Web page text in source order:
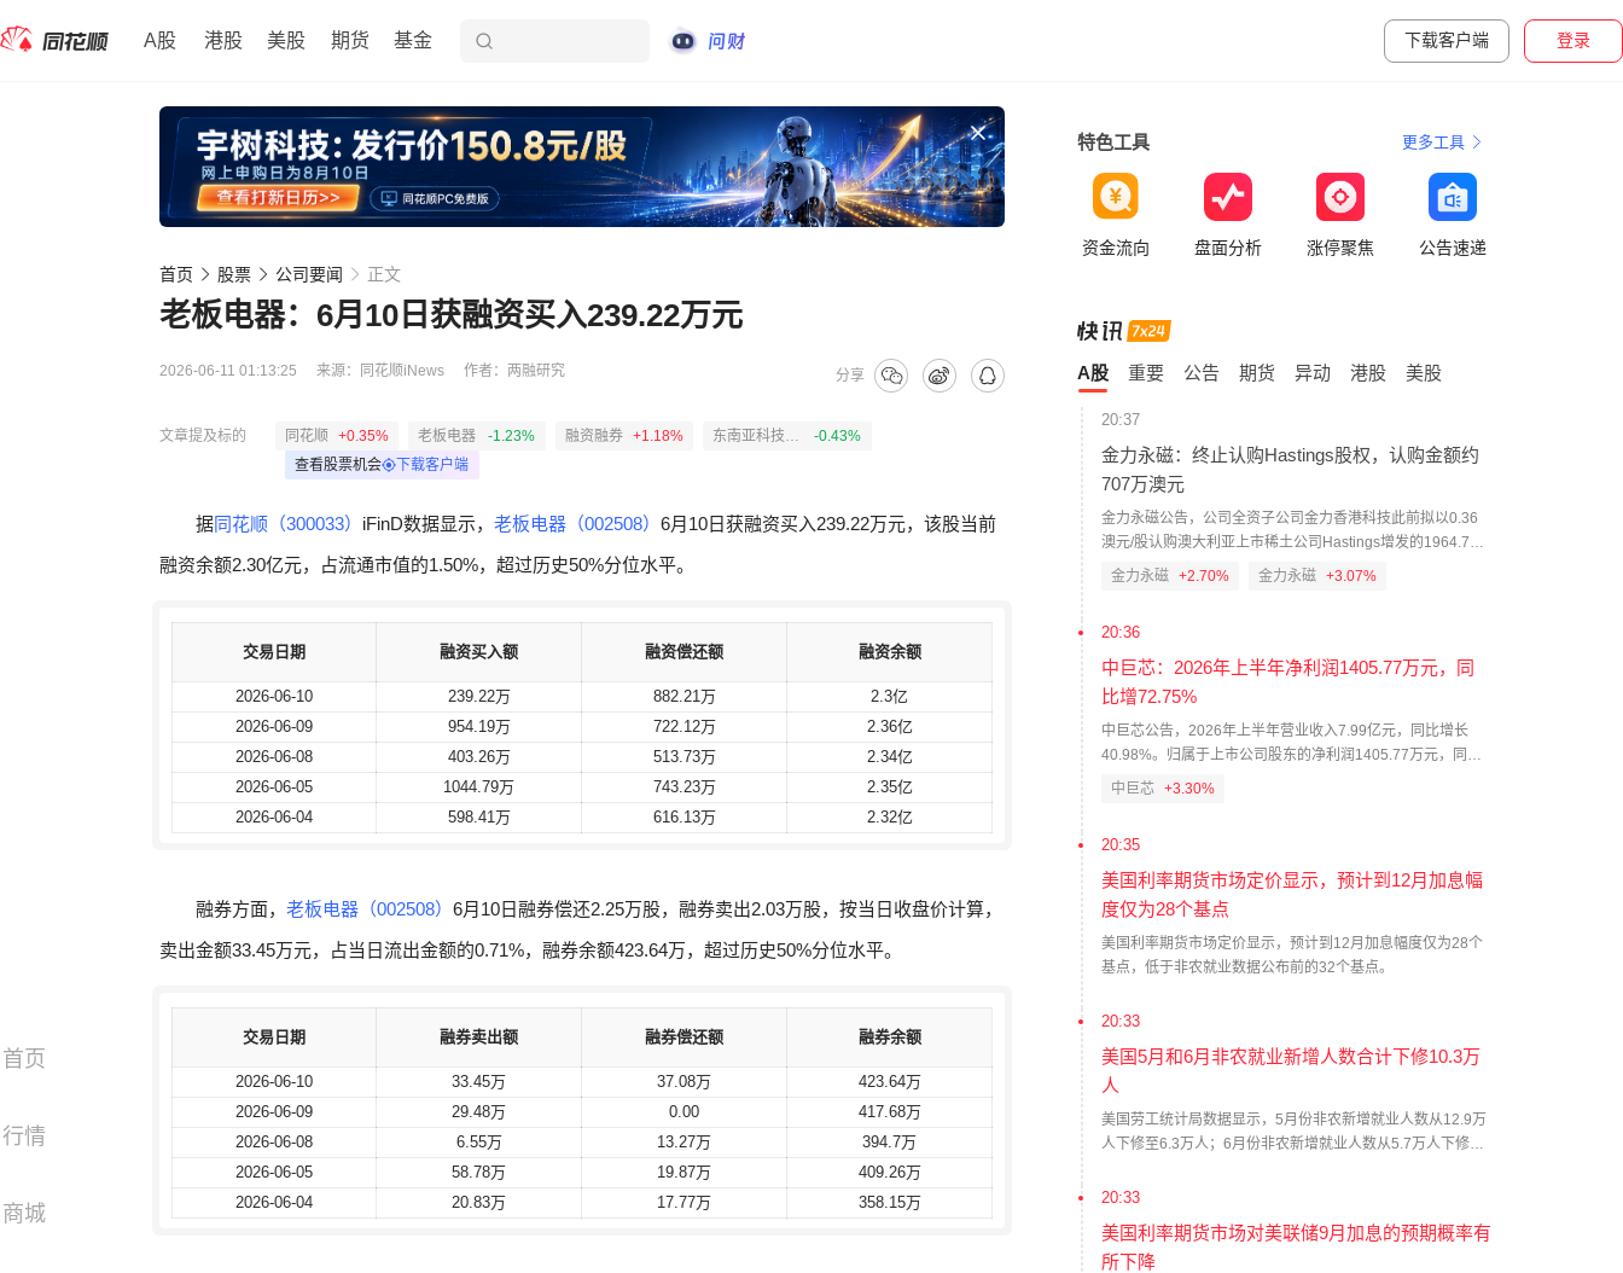
A股 港股 美股 期货 基金 下载客户端 登录
首页
行情
商城
首页 股票 公司要闻 正文
老板电器：6月10日获融资买入239.22万元
2026-06-11 01:13:25 来源： 同花顺iNews 作者： 两融研究 分享
文章提及标的 同花顺 +0.35% 老板电器 -1.23% 融资融券 +1.18% 东南亚科技ETF华泰柏瑞
-0.43%
查看股票机会
下载客户端
据同花顺（300033） iFinD数据显示， 老板电器（002508） 6月10日获融资买入239.22万元，该股当前
融资余额2.30亿元，占流通市值的1.50%，超过历史50%分位水平。
交易日期 融资买入额 融资偿还额 融资余额
2026-06-10 239.22万 882.21万
2.3亿
2026-06-09
954.19万 722.12万
2.36亿
2026-06-08
403.26万 513.73万
2.34亿
2026-06-05
1044.79万 743.23万
2.35亿
2026-06-04
598.41万 616.13万 2.32亿
交易日期 融资买入额 融资偿还额 融资余额
2026-06-10 239.22万 882.21万
2.3亿
2026-06-09
954.19万 722.12万
2.36亿
2026-06-08
403.26万 513.73万
2.34亿
2026-06-05
1044.79万 743.23万
2.35亿
2026-06-04
598.41万 616.13万 2.32亿
融券方面， 老板电器（002508） 6月10日融券偿还2.25万股，融券卖出2.03万股，按当日收盘价计算，
卖出金额33.45万元，占当日流出金额的0.71%，融券余额423.64万，超过历史50%分位水平。
交易日期 融券卖出额 融券偿还额 融券余额
2026-06-10 33.45万 37.08万
423.64万
2026-06-09
29.48万 0.00
417.68万
2026-06-08
6.55万 13.27万
394.7万
2026-06-05
58.78万 19.87万
409.26万
2026-06-04
20.83万 17.77万 358.15万
交易日期 融券卖出额 融券偿还额 融券余额
2026-06-10 33.45万 37.08万
423.64万
2026-06-09
29.48万 0.00
417.68万
2026-06-08
6.55万 13.27万
394.7万
2026-06-05
58.78万 19.87万
409.26万
2026-06-04
20.83万 17.77万 358.15万
特色工具 更多工具
资金流向 盘面分析 涨停聚焦 公告速递
A股 重要 公告 期货 异动 港股 美股
20:37
金力永磁：终止认购Hastings股权，认购金额约
707万澳元
金力永磁公告，公司全资子公司金力香港科技此前拟以0.36
澳元/股认购澳大利亚上市稀土公司Hastings增发的1964.7万
股普通股，总认购金额约707万澳元（约人民币3,460万
支付任何款项，且认购条款尚未正式生效。
金力永磁 +2.70% 金力永磁 +3.07%
20:36
中巨芯：2026年上半年净利润1405.77万元，同
比增72.75%
中巨芯公告，2026年上半年营业收入7.99亿元，同比增长
40.98%。归属于上市公司股东的净利润1405.77万元，同比
增长72.75%；扣非净利润845.22万元，同比增长772.09%。
中巨芯 +3.30%
20:35
美国利率期货市场定价显示，预计到12月加息幅
度仅为28个基点
美国利率期货市场定价显示，预计到12月加息幅度仅为28个
基点，低于非农就业数据公布前的32个基点。
20:33
美国5月和6月非农就业新增人数合计下修10.3万
人
美国劳工统计局数据显示，5月份非农新增就业人数从12.9万
人下修至6.3万人；6月份非农新增就业人数从5.7万人下修至
万人。
20:33
美国利率期货市场对美联储9月加息的预期概率有
所下降